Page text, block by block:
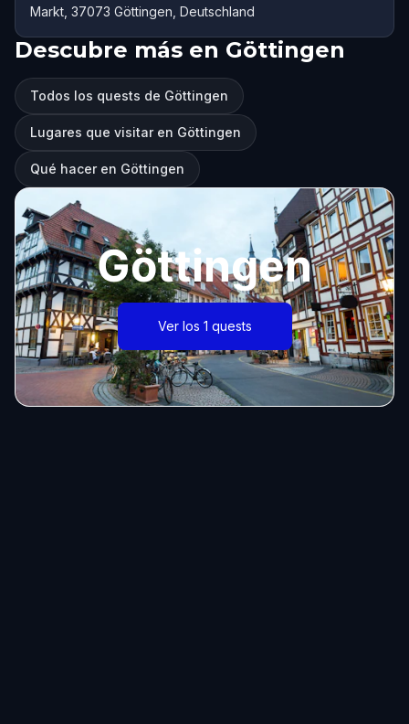
Markt, 37073 Göttingen, Deutschland
Descubre más en Göttingen
Todos los quests de Göttingen
Lugares que visitar en Göttingen
Qué hacer en Göttingen
Göttingen
Ver los 1 quests